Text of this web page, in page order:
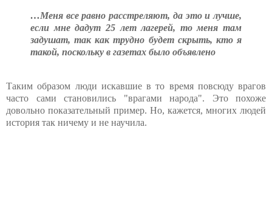
…Меня все равно расстреляют, да это и лучше,
если мне дадут 25 лет лагерей, то меня там
задушат, так как трудно будет скрыть, кто я
такой, поскольку в газетах было объявлено
Таким образом люди искавшие в то время повсюду врагов
часто сами становились "врагами народа". Это похоже
довольно показательный пример. Но, кажется, многих людей
история так ничему и не научила.